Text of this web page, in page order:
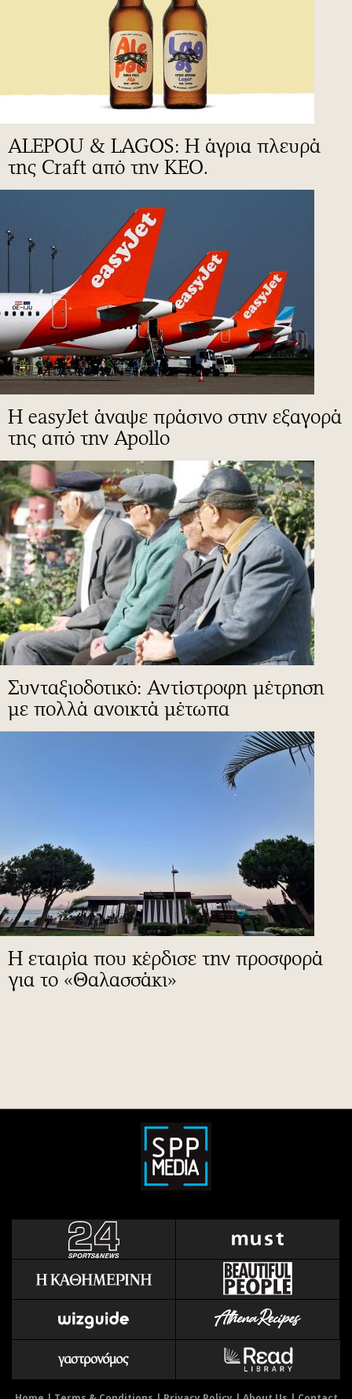
ALEPOU & LAGOS: Η άγρια πλευρά
της Craft από την ΚΕΟ.
Η easyJet άναψε πράσινο στην εξαγορά
της από την Apollo
Συνταξιοδοτικό: Αντίστροφη μέτρηση
με πολλά ανοικτά μέτωπα
Η εταιρία που κέρδισε την προσφορά
για το «Θαλασσάκι»